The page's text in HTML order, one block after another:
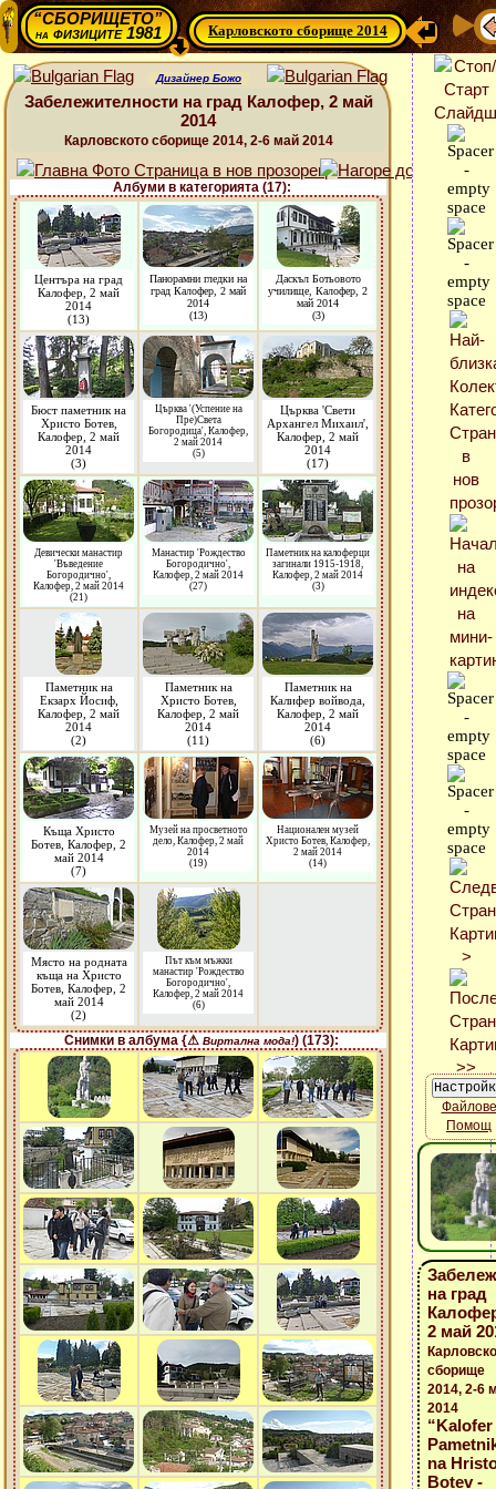
“СБОРИЩЕТО”
нафизиците 1981 Карловското сборище 2014
Дизайнер Божо
Забележителности на град Калофер, 2 май
2014
Карловското сборище 2014, 2-6 май 2014
Албуми в категорията (17):
Центъра на град
Калофер, 2 май
2014
(13)
Панорамни гледки на
град Калофер, 2 май
2014
(13)
Даскъл Ботьовото
училище, Калофер, 2
май 2014
(3)
Бюст паметник на
Христо Ботев,
Калофер, 2 май
2014
(3)
Църква '(Успение на
Пре)Света
Богородица', Калофер,
2 май 2014
(5)
Църква 'Свети
Архангел Михаил',
Калофер, 2 май
2014
(17)
Девически манастир
'Въведение
Богородично',
Калофер, 2 май 2014
(21)
Манастир 'Рождество
Богородично',
Калофер, 2 май 2014
(27)
Паметник на калоферци
загинали 1915-1918,
Калофер, 2 май 2014
(3)
Паметник на
Екзарх Йосиф,
Калофер, 2 май
2014
(2)
Паметник на
Христо Ботев,
Калофер, 2 май
2014
(11)
Паметник на
Калифер войвода,
Калофер, 2 май
2014
(6)
Къща Христо
Ботев, Калофер, 2
май 2014
(7)
Музей на просветното
дело, Калофер, 2 май
2014
(19)
Национален музей
Христо Ботев, Калофер,
2 май 2014
(14)
Място на родната
къща на Христо
Ботев, Калофер, 2
май 2014
(2)
Път към мъжки
манастир 'Рождество
Богородично',
Калофер, 2 май 2014
(6)
Снимки в албума {⚠ Виртална мода!) (173):
Файлове
Помощ
на град
2 май
сборище
2014, 2-6
2014
“Kalofer
na
Botev -